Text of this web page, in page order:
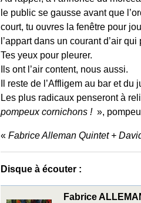
le public se gausse avant que
court, tu ouvres la fenêtre pour
l’appart dans un courant d’air
Tes yeux pour pleurer.
Ils ont l’air content, nous aussi.
Il reste de l’Affligem au bar et
Les plus radicaux penseront à
pompeux cornichons ! »,
Fabrice Alleman Quintet +
Disque à écouter :
Fabrice